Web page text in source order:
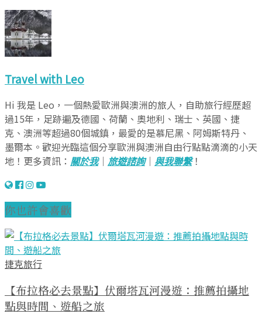
Travel with Leo
Hi 我是 Leo，一個熱愛歐洲與澳洲的旅人，自助旅行經歷超
過15年，足跡遍及德國、荷蘭、奧地利、瑞士、英國、捷
克、澳洲等超過80個城鎮，最愛的是慕尼黑、阿姆斯特丹、
墨爾本。歡迎光臨這個分享歐洲與澳洲自由行點點滴滴的小天
地！更多資訊： 關於我｜ 旅遊諮詢｜ 與我聯繫！
你也許會喜歡
捷克旅行
【布拉格必去景點】伏爾塔瓦河漫遊：推薦拍攝地
點與時間、遊船之旅